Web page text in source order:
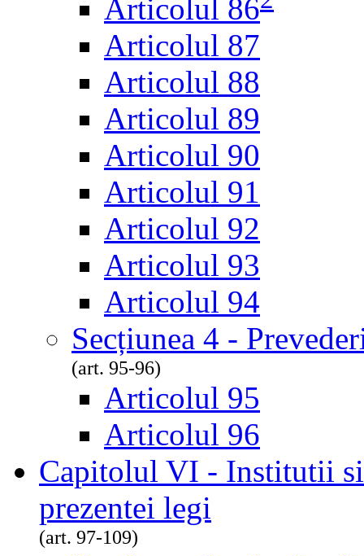
Articolul 86
Articolul 87
Articolul 88
Articolul 89
Articolul 90
Articolul 91
Articolul 92
Articolul 93
Articolul 94
Secțiunea 4 -
(art. 95-96)
Articolul 95
Articolul 96
Capitolul VI - Institutii
prezentei legi
(art. 97-109)